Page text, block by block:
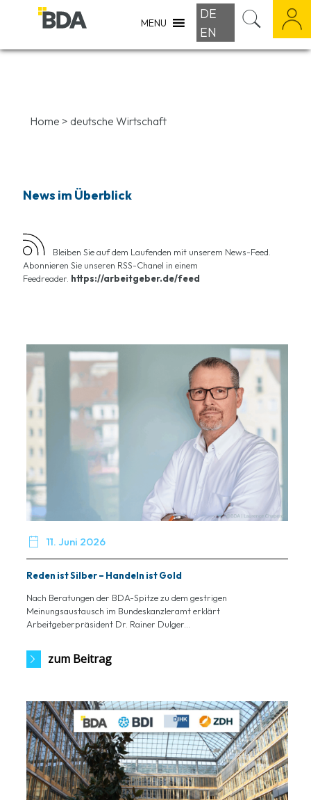
MENU
DE
EN
Home > deutsche Wirtschaft
News im Überblick
Bleiben Sie auf dem Laufenden mit unserem News-Feed.
Abonnieren Sie unseren RSS-Chanel in einem
Feedreader. https://arbeitgeber.de/feed
 11. Juni 2026
Reden ist Silber – Handeln ist Gold
Nach Beratungen der BDA-Spitze zu dem gestrigen
Meinungsaustausch im Bundeskanzleramt erklärt
Arbeitgeberpräsident Dr. Rainer Dulger...
zum Beitrag